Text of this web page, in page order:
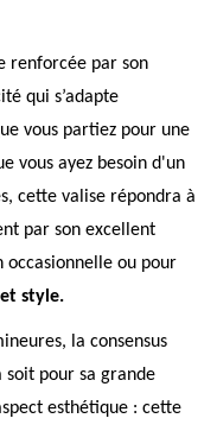
renforcée par son
qui s’adapte
vous partiez pour une
vous ayez besoin d'un
cette valise répondra à
par son excellent
ou pour
style.
la consensus
pour sa grande
esthétique : cette